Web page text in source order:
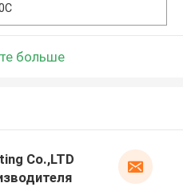
больше
Co.,LTD